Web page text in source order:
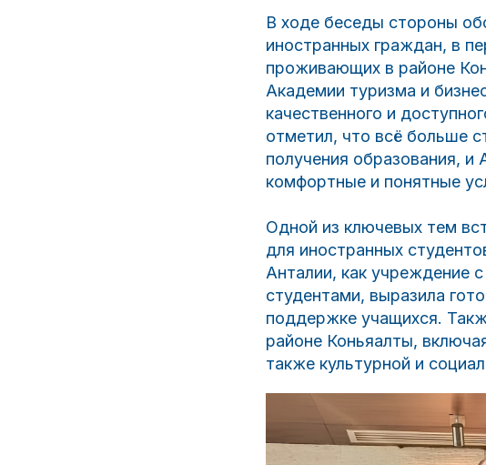
В ходе беседы стороны
иностранных граждан, в
проживающих в районе
Академии туризма и
качественного и
отметил, что всё больше
получения образования,
комфортные и понятные
Одной из ключевых тем
для иностранных
Анталии, как учреждение
студентами, выразила
поддержке учащихся.
районе Коньяалты,
также культурной и